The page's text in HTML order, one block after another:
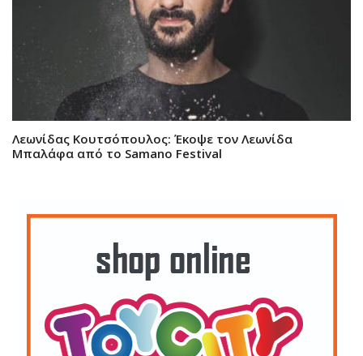
Λεωνίδας Κουτσόπουλος: Έκοψε τον Λεωνίδα
Μπαλάφα από το Samano Festival